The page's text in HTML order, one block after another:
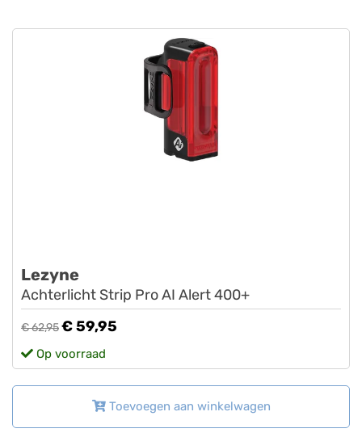
Lezyne
Achterlicht Strip Pro AI Alert 400+
€ 62,95€ 59,95
Op voorraad
Toevoegen aan winkelwagen